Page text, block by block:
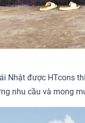
Nhật được HTcons
nhu cầu và mong